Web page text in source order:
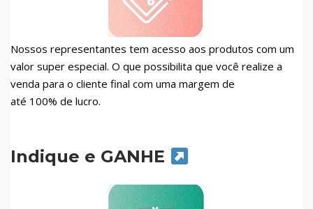
Nossos representantes tem acesso aos produtos com um
valor super especial. O que possibilita que você realize a
venda para o cliente final com uma margem de
até 100% de lucro.
Indique e GANHE